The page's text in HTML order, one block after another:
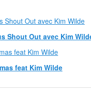
Shout Out avec Kim
feat Kim Wilde